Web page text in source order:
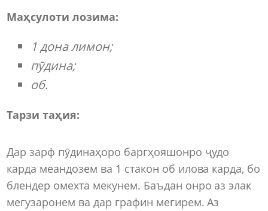
Маҳсулоти лозима:
1 дона лимон;
пӯдина;
об.
Тарзи таҳия:
Дар зарф пӯдинаҳоро баргҳояшонро ҷудо
карда меандозем ва 1 стакон об илова карда, бо
блендер омехта мекунем. Баъдан онро аз элак
мегузаронем ва дар графин мегирем. Аз